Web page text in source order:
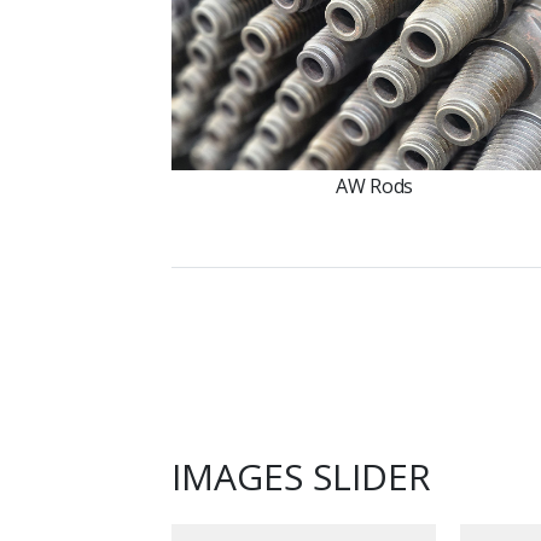
AW Rods
IMAGES SLIDER